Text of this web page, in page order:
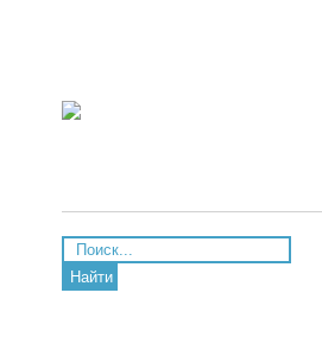
Найти